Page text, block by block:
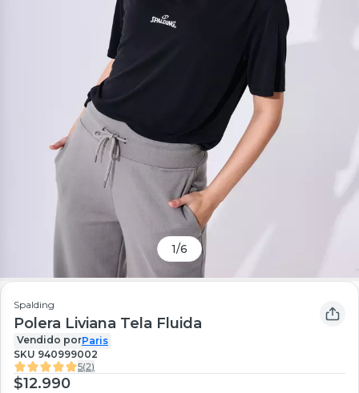
1/6
Spalding
Polera Liviana Tela Fluida
Vendido porParis
SKU 940999002
5(2)
$12.990